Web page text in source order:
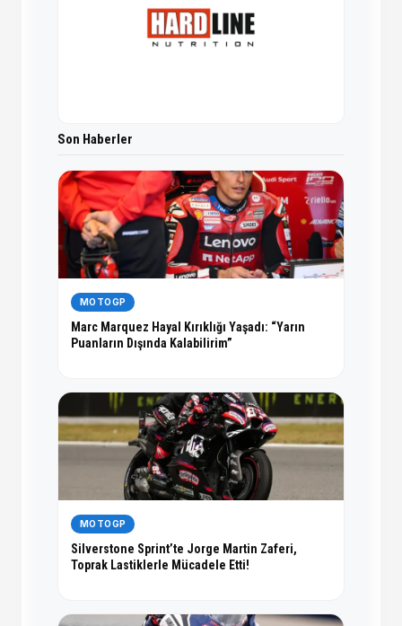
Son Haberler
MOTOGP
Marc Marquez Hayal Kırıklığı Yaşadı: “Yarın
Puanların Dışında Kalabilirim”
MOTOGP
Silverstone Sprint’te Jorge Martin Zaferi,
Toprak Lastiklerle Mücadele Etti!